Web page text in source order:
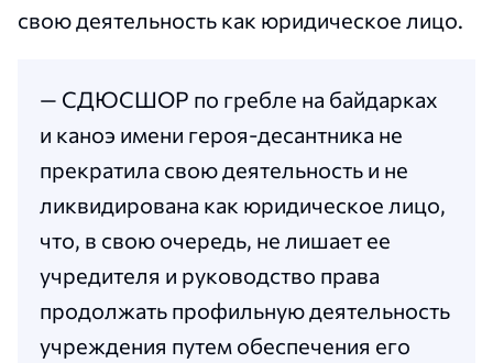
свою деятельность как юридическое лицо.
— СДЮСШОР по гребле на байдарках
и каноэ имени героя-десантника не
прекратила свою деятельность и не
ликвидирована как юридическое лицо,
что, в свою очередь, не лишает ее
учредителя и руководство права
продолжать профильную деятельность
учреждения путем обеспечения его